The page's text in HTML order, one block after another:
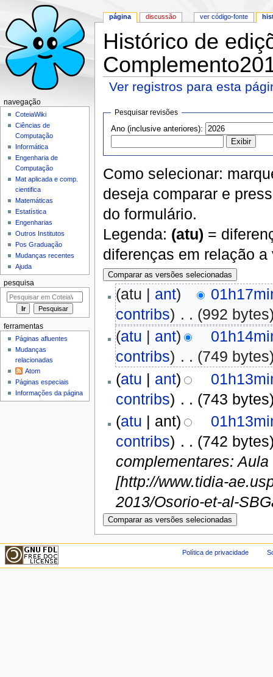
Histórico de
Ver registros para esta
Pesquisar revisões
Ano (inclusive anteriores):
Como selecionar:
deseja comparar e
do formulário.
Legenda: (atu) =
diferenças em relação
(atu | ant)
contribs) . . (992
(atu | ant)
contribs) . . (749
(atu | ant)
contribs) . . (743
(atu | ant)
contribs) . . (742
complementares:
[http://www.tidia-
2013/Osorio-et-al-
página discussão ver código-fonte
navegação
CoteiaWiki
Ciências de
Computação
Informática
Engenharia de
Computação
Mat aplicada e comp.
cientifica
Matemáticas
Estatística
Engenharias
Outros Institutos
Pos Graduação
Mudanças recentes
Ajuda
pesquisa
ferramentas
Páginas afluentes
Mudanças
relacionadas
Atom
Páginas especiais
Informações da página
Política de privacidade